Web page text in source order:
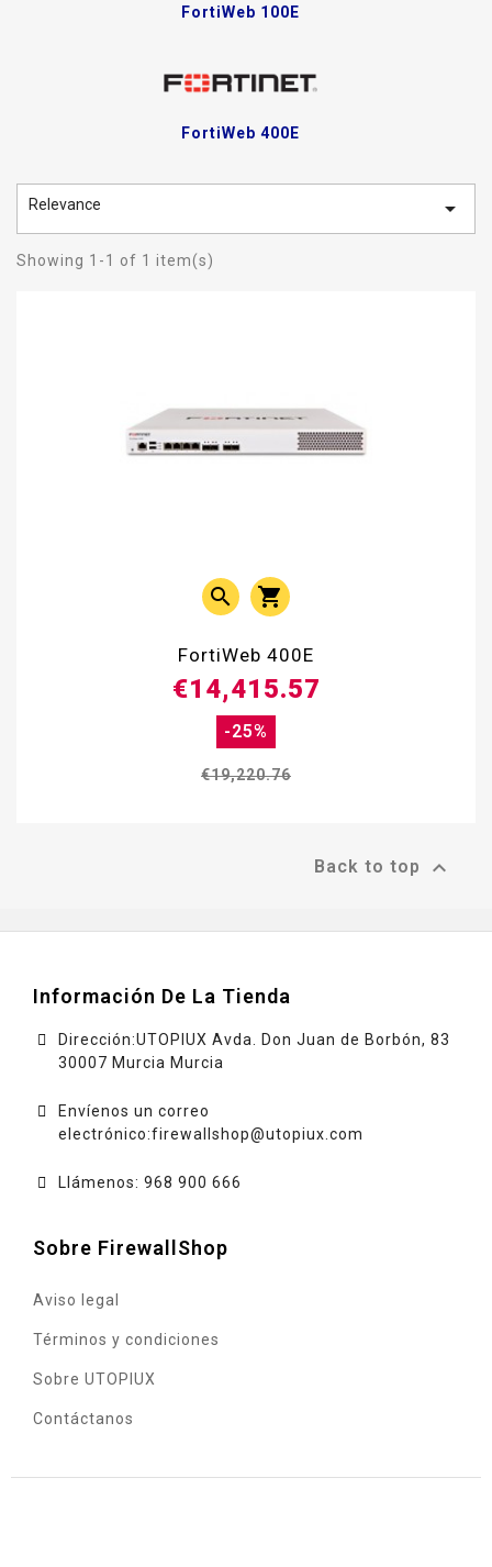
FortiWeb 100E
FortiWeb 400E
Relevance 
Showing 1-1 of 1 item(s)
 
FortiWeb 400E
€19,220.76
-25%
€14,415.57
Back to top 
Información De La Tienda
Dirección:UTOPIUX Avda. Don Juan de Borbón, 83
30007 Murcia Murcia
Envíenos un correo
electrónico:firewallshop@utopiux.com
Llámenos: 968 900 666
Sobre FirewallShop
Aviso legal
Términos y condiciones
Sobre UTOPIUX
Contáctanos